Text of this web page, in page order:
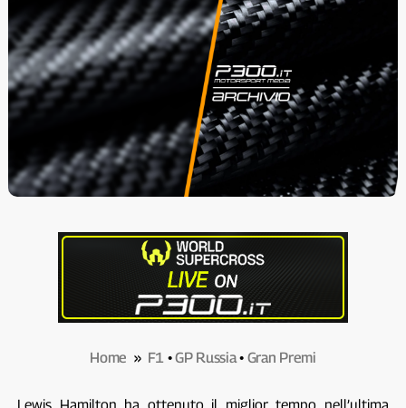
Home » F1 •GP Russia• Gran Premi